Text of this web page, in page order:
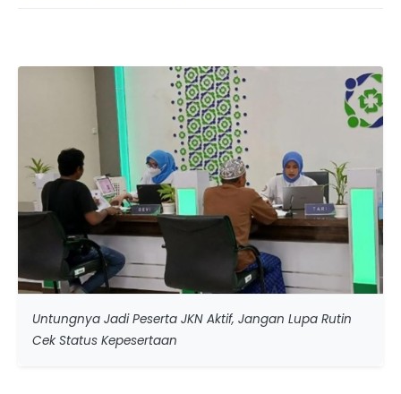
Untungnya Jadi Peserta JKN Aktif, Jangan Lupa Rutin
Cek Status Kepesertaan